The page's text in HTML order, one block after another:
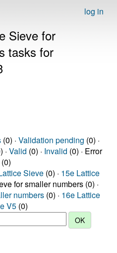
log in
Sieve for
tasks for
(0) · Validation pending (0) ·
· Valid (0) · Invalid (0) · Error
(0)
Sieve (0) · 15e Lattice
for smaller numbers (0) ·
numbers (0) · 16e Lattice
V5 (0)